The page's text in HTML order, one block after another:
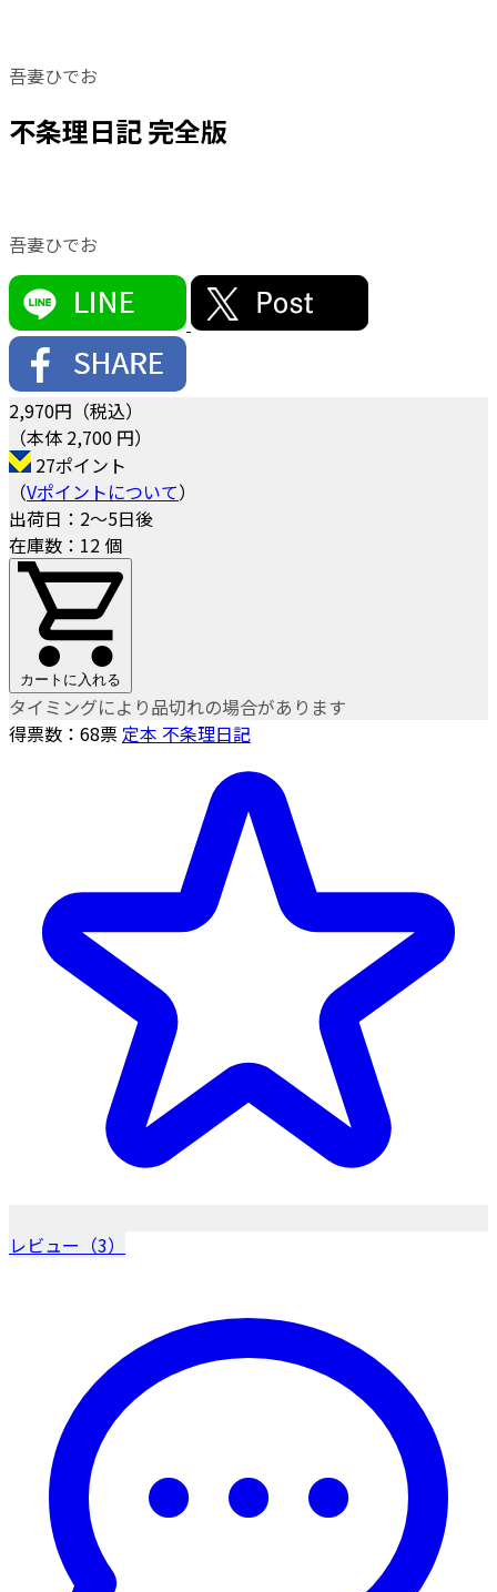
吾妻ひでお
不条理日記 完全版
吾妻ひでお
2,970円（税込）
（本体 2,700 円）
27ポイント
（Vポイントについて）
出荷日：2～5日後
在庫数：12 個
カートに入れる
タイミングにより品切れの場合があります
得票数： 68票 定本 不条理日記
レビュー（3）